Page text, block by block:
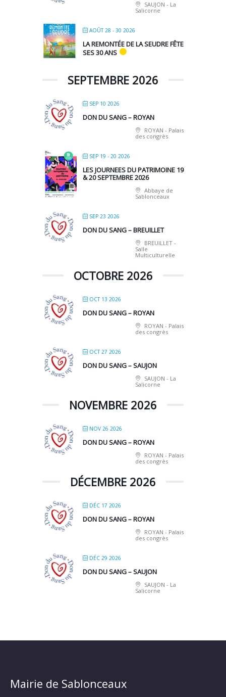
SAUJON - La
Salicorne
AOÛT 28 - 30 2026
LA REMONTÉE DE LA SEUDRE FÊTE
SES 30 ANS
SEPTEMBRE 2026
SEP 10 2026
DON DU SANG – ROYAN
ROYAN - Palais
des congrès
SEP 19 - 20 2026
LES JOURNEES DU PATRIMOINE 19
& 20 SEPTEMBRE 2026
Abbaye de
Sablonceaux
SEP 23 2026
DON DU SANG – BREUILLET
BREUILLET -
Salle
Multiculturelle
OCTOBRE 2026
OCT 13 2026
DON DU SANG – ROYAN
ROYAN - Palais
des congrès
OCT 27 2026
DON DU SANG – SAUJON
SAUJON - La
Salicorne
NOVEMBRE 2026
NOV 26 2026
DON DU SANG – ROYAN
ROYAN - Palais
des congrès
DÉCEMBRE 2026
DÉC 17 2026
DON DU SANG – ROYAN
ROYAN - Palais
des congrès
DÉC 29 2026
DON DU SANG – SAUJON
SAUJON - La
Salicorne
Mairie de Sablonceaux